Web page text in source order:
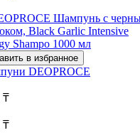
в избранное
DEOPROCE
₸
₸